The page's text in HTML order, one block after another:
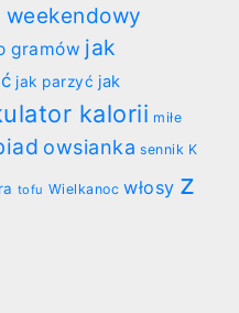
weekendowy
gramów jak
jak parzyć jak
kalorii miłe
owsianka sennik K
tofu Wielkanoc włosy z